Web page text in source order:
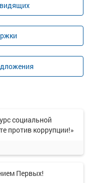
социальной
против коррупции!»
Первых!